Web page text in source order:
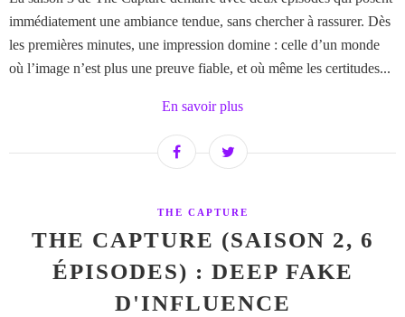
immédiatement une ambiance tendue, sans chercher à rassurer. Dès
les premières minutes, une impression domine : celle d’un monde
où l’image n’est plus une preuve fiable, et où même les certitudes...
En savoir plus
THE CAPTURE
THE CAPTURE (SAISON 2, 6
ÉPISODES) : DEEP FAKE
D'INFLUENCE